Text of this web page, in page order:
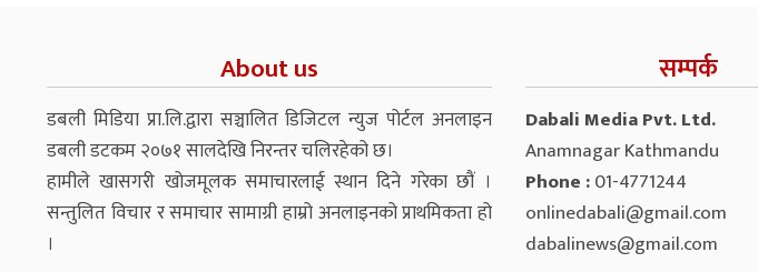
About us
डबली मिडिया प्रा.लि.द्वारा सञ्चालित डिजिटल न्युज पोर्टल अनलाइन
डबली डटकम २०७१ सालदेखि निरन्तर चलिरहेको छ।
हामीले खासगरी खोजमूलक समाचारलाई स्थान दिने गरेका छौं ।
सन्तुलित विचार र समाचार सामाग्री हाम्रो अनलाइनको प्राथमिकता हो
।
सम्पर्क
Dabali Media Pvt. Ltd.
Anamnagar Kathmandu
Phone :01-4771244
onlinedabali@gmail.com
dabalinews@gmail.com